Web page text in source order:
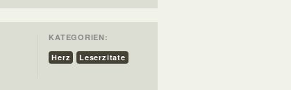
KATEGORIEN:
Herz
Leserzitate